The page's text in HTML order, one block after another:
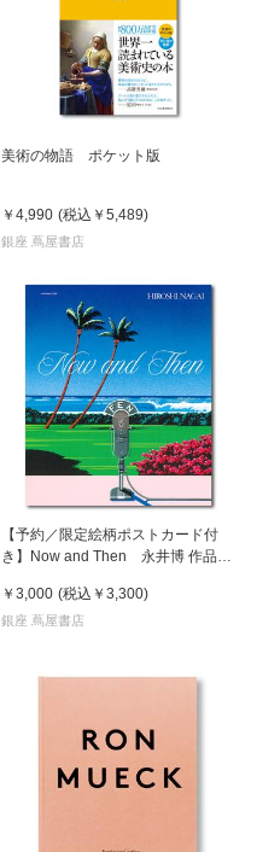
美術の物語 ポケット版
￥4,990 (税込 ￥5,489)
銀座 蔦屋書店
【予約／限定絵柄ポストカード付
き】Now and Then 永井博 作品
￥3,000 (税込 ￥3,300)
銀座 蔦屋書店